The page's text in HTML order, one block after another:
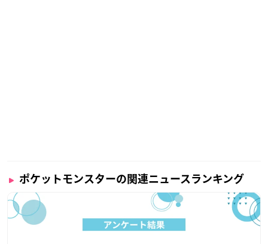
ポケットモンスターの関連ニュースランキング